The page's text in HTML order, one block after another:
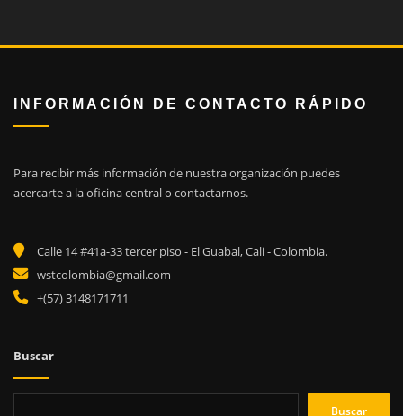
INFORMACIÓN DE CONTACTO RÁPIDO
Para recibir más información de nuestra organización puedes
acercarte a la oficina central o contactarnos.
Calle 14 #41a-33 tercer piso - El Guabal, Cali - Colombia.
wstcolombia@gmail.com
+(57) 3148171711
Buscar
Buscar